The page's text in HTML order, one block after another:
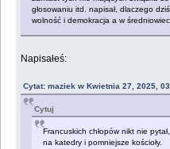
głosowaniu itd. napisał, dlaczego
wolność i demokracja a w
Napisałeś:
Cytat: maziek w Kwietnia 27, 2025,
Cytuj
Francuskich chłopów nikt nie
na katedry i pomniejsze kościoły.